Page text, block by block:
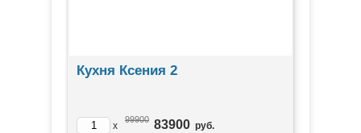
Кухня Ксения 2
x
99900 83900 руб.